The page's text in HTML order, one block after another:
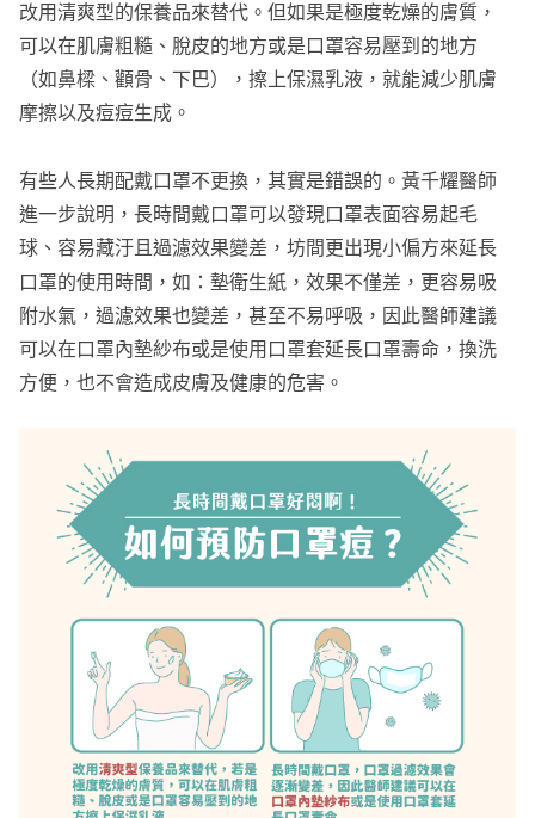
改用清爽型的保養品來替代。但如果是極度乾燥的膚質，
可以在肌膚粗糙、脫皮的地方或是口罩容易壓到的地方
（如鼻樑、顴骨、下巴），擦上保濕乳液，就能減少肌膚
摩擦以及痘痘生成。
有些人長期配戴口罩不更換，其實是錯誤的。黃千耀醫師
進一步說明，長時間戴口罩可以發現口罩表面容易起毛
球、容易藏汙且過濾效果變差，坊間更出現小偏方來延長
口罩的使用時間，如：墊衛生紙，效果不僅差，更容易吸
附水氣，過濾效果也變差，甚至不易呼吸，因此醫師建議
可以在口罩內墊紗布或是使用口罩套延長口罩壽命，換洗
方便，也不會造成皮膚及健康的危害。